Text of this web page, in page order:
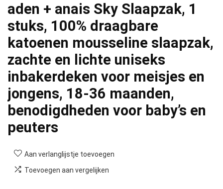
aden + anais Sky Slaapzak, 1
stuks, 100% draagbare
katoenen mousseline slaapzak,
zachte en lichte uniseks
inbakerdeken voor meisjes en
jongens, 18-36 maanden,
benodigdheden voor baby’s en
peuters
Aan verlanglijstje toevoegen
Toevoegen aan vergelijken